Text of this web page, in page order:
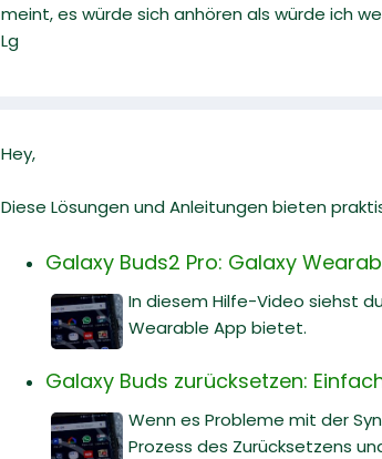
meint, es würde sich anhören als würde ich
Lg
Hey,
Diese Lösungen und Anleitungen bieten
Galaxy Buds2 Pro: Galaxy
In diesem Hilfe-Video siehst
Wearable App bietet.
Galaxy Buds zurücksetzen:
Wenn es Probleme mit der
Prozess des Zurücksetzens